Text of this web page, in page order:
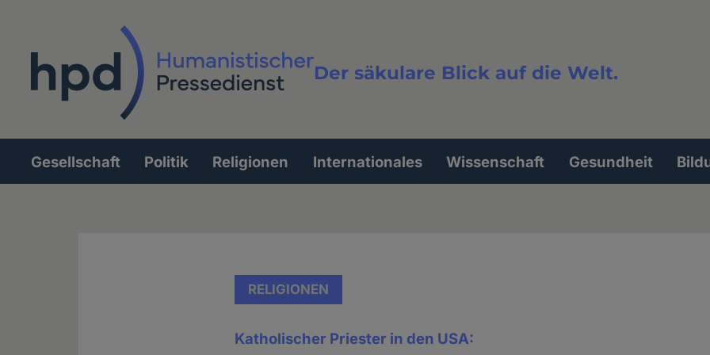
Der säkulare Blick auf die Welt.
Volltextsuche
Hauptnavigation
Gesellschaft Politik Religionen Internationales Wissenschaft Gesundheit
RELIGIONEN
Katholischer Priester in den USA: